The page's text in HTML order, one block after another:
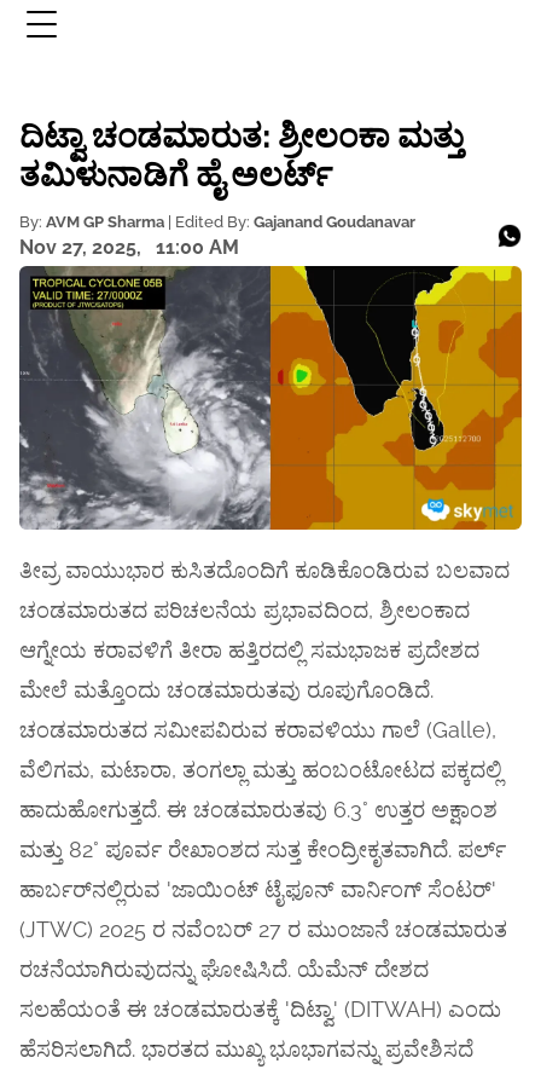
ದಿಟ್ವಾ ಚಂಡಮಾರುತ: ಶ್ರೀಲಂಕಾ ಮತ್ತು
ತಮಿಳುನಾಡಿಗೆ ಹೈ ಅಲರ್ಟ್
By: AVM GP Sharma | Edited By: Gajanand Goudanavar
Nov 27, 2025, 11:00 AM
ತೀವ್ರ ವಾಯುಭಾರ ಕುಸಿತದೊಂದಿಗೆ ಕೂಡಿಕೊಂಡಿರುವ ಬಲವಾದ
ಚಂಡಮಾರುತದ ಪರಿಚಲನೆಯ ಪ್ರಭಾವದಿಂದ, ಶ್ರೀಲಂಕಾದ
ಆಗ್ನೇಯ ಕರಾವಳಿಗೆ ತೀರಾ ಹತ್ತಿರದಲ್ಲಿ ಸಮಭಾಜಕ ಪ್ರದೇಶದ
ಮೇಲೆ ಮತ್ತೊಂದು ಚಂಡಮಾರುತವು ರೂಪುಗೊಂಡಿದೆ.
ಚಂಡಮಾರುತದ ಸಮೀಪವಿರುವ ಕರಾವಳಿಯು ಗಾಲೆ (Galle),
ವೆಲಿಗಮ, ಮಟಾರಾ, ತಂಗಲ್ಲಾ ಮತ್ತು ಹಂಬಂಟೋಟದ ಪಕ್ಕದಲ್ಲಿ
ಹಾದುಹೋಗುತ್ತದೆ. ಈ ಚಂಡಮಾರುತವು 6.3° ಉತ್ತರ ಅಕ್ಷಾಂಶ
ಮತ್ತು 82° ಪೂರ್ವ ರೇಖಾಂಶದ ಸುತ್ತ ಕೇಂದ್ರೀಕೃತವಾಗಿದೆ. ಪರ್ಲ್
ಹಾರ್ಬರ್‌ನಲ್ಲಿರುವ 'ಜಾಯಿಂಟ್ ಟೈಫೂನ್ ವಾರ್ನಿಂಗ್ ಸೆಂಟರ್'
(JTWC) 2025 ರ ನವೆಂಬರ್ 27 ರ ಮುಂಜಾನೆ ಚಂಡಮಾರುತ
ರಚನೆಯಾಗಿರುವುದನ್ನು ಘೋಷಿಸಿದೆ. ಯೆಮೆನ್ ದೇಶದ
ಸಲಹೆಯಂತೆ ಈ ಚಂಡಮಾರುತಕ್ಕೆ 'ದಿಟ್ವಾ' (DITWAH) ಎಂದು
ಹೆಸರಿಸಲಾಗಿದೆ. ಭಾರತದ ಮುಖ್ಯ ಭೂಭಾಗವನ್ನು ಪ್ರವೇಶಿಸದೆ